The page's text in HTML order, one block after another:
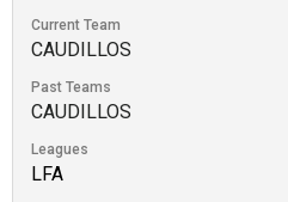
Current Team
CAUDILLOS
Past Teams
CAUDILLOS
Leagues
LFA